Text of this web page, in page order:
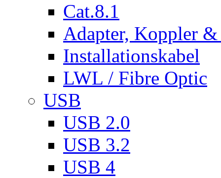
Cat.8.1
Adapter, Koppler &
Installationskabel
LWL / Fibre Optic
USB
USB 2.0
USB 3.2
USB 4